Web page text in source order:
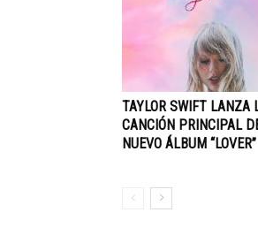
TAYLOR SWIFT LANZA
CANCIÓN PRINCIPAL
NUEVO ÁLBUM “LOVER”